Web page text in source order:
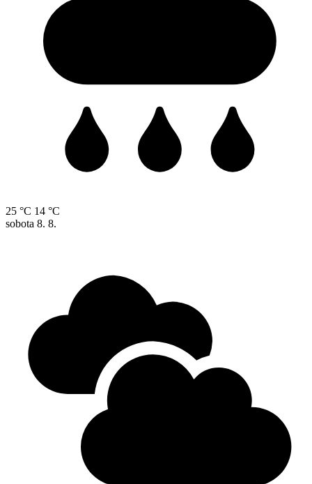
25 °C 14 °C
sobota 8. 8.